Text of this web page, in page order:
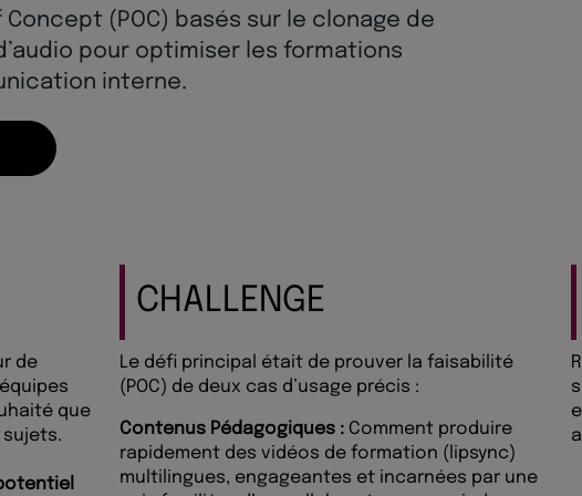
(POC) basés sur le clonage de
pour optimiser les formations
interne.
de
que
CHALLENGE
Le défi principal était de prouver la faisabilité
(POC) de deux cas d’usage précis :
Contenus Pédagogiques : Comment produire
rapidement des vidéos de formation (lipsync)
multilingues, engageantes et incarnées par une